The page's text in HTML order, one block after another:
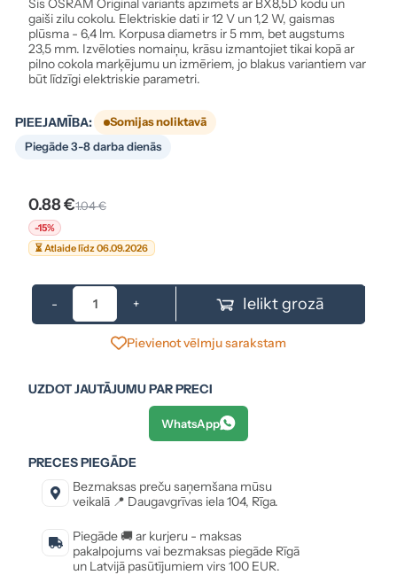
Šis OSRAM Original variants apzīmēts ar BX8,5D kodu un
gaiši zilu cokolu. Elektriskie dati ir 12 V un 1,2 W, gaismas
plūsma - 6,4 lm. Korpusa diametrs ir 5 mm, bet augstums
23,5 mm. Izvēloties nomaiņu, krāsu izmantojiet tikai kopā ar
pilno cokola marķējumu un izmēriem, jo blakus variantiem var
būt līdzīgi elektriskie parametri.
PIEEJAMĪBA:
Somijas noliktavā
Piegāde 3-8 darba dienās
0.88 €1.04 €
-15%
⏳ Atlaide līdz 06.09.2026
- + Ielikt grozā
Pievienot vēlmju sarakstam
UZDOT JAUTĀJUMU PAR PRECI
WhatsApp
PRECES PIEGĀDE
Bezmaksas preču saņemšana mūsu
veikalā 📍 Daugavgrīvas iela 104, Rīga.
Piegāde 🚚 ar kurjeru - maksas
pakalpojums vai bezmaksas piegāde Rīgā
un Latvijā pasūtījumiem virs 100 EUR.